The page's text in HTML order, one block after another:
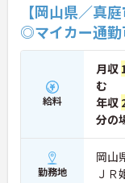
【岡山県／真
◎マイカー通勤
給料
月収
む
年収
分の
勤務地
岡山
ＪＲ